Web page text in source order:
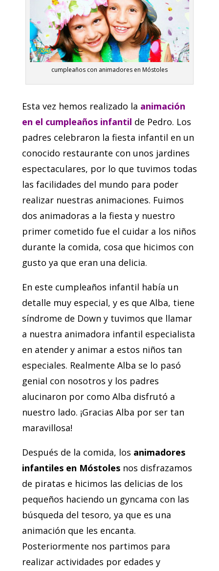
cumpleaños con animadores en Móstoles
Esta vez hemos realizado la animación
en el cumpleaños infantil de Pedro. Los
padres celebraron la fiesta infantil en un
conocido restaurante con unos jardines
espectaculares, por lo que tuvimos todas
las facilidades del mundo para poder
realizar nuestras animaciones. Fuimos
dos animadoras a la fiesta y nuestro
primer cometido fue el cuidar a los niños
durante la comida, cosa que hicimos con
gusto ya que eran una delicia.
En este cumpleaños infantil había un
detalle muy especial, y es que Alba, tiene
síndrome de Down y tuvimos que llamar
a nuestra animadora infantil especialista
en atender y animar a estos niños tan
especiales. Realmente Alba se lo pasó
genial con nosotros y los padres
alucinaron por como Alba disfrutó a
nuestro lado. ¡Gracias Alba por ser tan
maravillosa!
Después de la comida, los animadores
infantiles en Móstolesnos disfrazamos
de piratas e hicimos las delicias de los
pequeños haciendo un gyncama con las
búsqueda del tesoro, ya que es una
animación que les encanta.
Posteriormente nos partimos para
realizar actividades por edades y